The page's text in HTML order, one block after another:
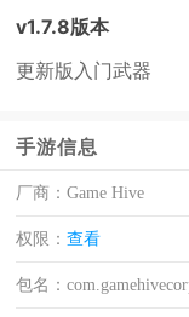
v1.7.8版本
更新版入门武器
手游信息
厂商：Game Hive
权限：查看
包名：